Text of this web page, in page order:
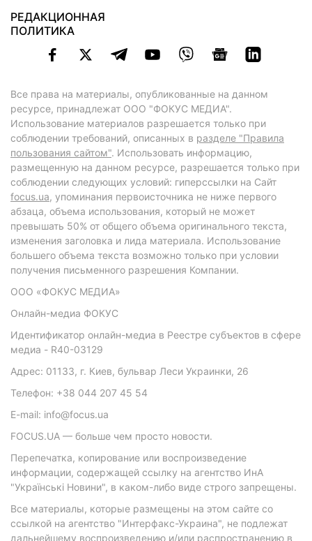
РЕДАКЦИОННАЯ
ПОЛИТИКА
Все права на материалы, опубликованные на данном
ресурсе, принадлежат ООО "ФОКУС МЕДИА".
Использование материалов разрешается только при
соблюдении требований, описанных в разделе "Правила
пользования сайтом". Использовать информацию,
размещенную на данном ресурсе, разрешается только при
соблюдении следующих условий: гиперссылки на Сайт
focus.ua, упоминания первоисточника не ниже первого
абзаца, объема использования, который не может
превышать 50% от общего объема оригинального текста,
изменения заголовка и лида материала. Использование
большего объема текста возможно только при условии
получения письменного разрешения Компании.
ООО «ФОКУС МЕДИА»
Онлайн-медиа ФОКУС
Идентификатор онлайн-медиа в Реестре субъектов в сфере
медиа - R40-03129
Адрес: 01133, г. Киев, бульвар Леси Украинки, 26
Телефон: +38 044 207 45 54
E-mail: info@focus.ua
FOCUS.UA — больше чем просто новости.
Перепечатка, копирование или воспроизведение
информации, содержащей ссылку на агентство ИнА
"Українські Новини", в каком-либо виде строго запрещены.
Все материалы, которые размещены на этом сайте со
ссылкой на агентство "Интерфакс-Украина", не подлежат
дальнейшему воспроизведению и/или распространению в